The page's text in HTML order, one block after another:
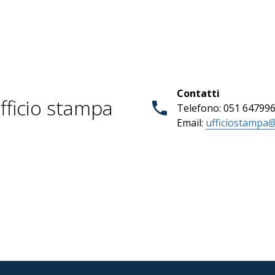
stampa
Contatti
Telefono: 051
Email: